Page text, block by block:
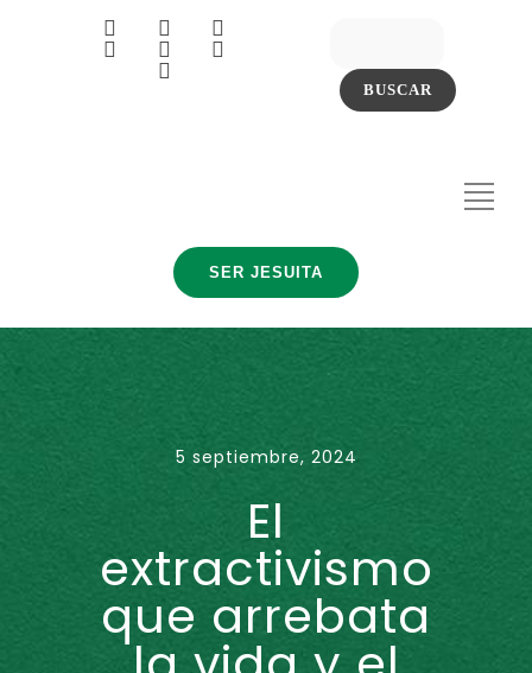
SER JESUITA
5 septiembre, 2024
El
extractivismo
que arrebata